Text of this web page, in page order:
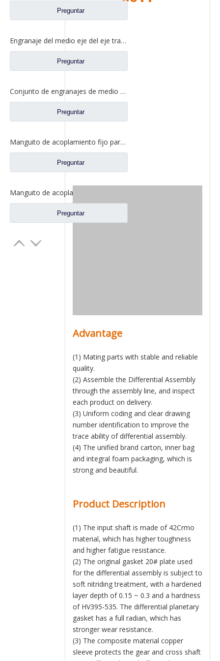
Preguntar
Engranaje del medio eje del eje trasero para los recambios CE0402M0-9 del camión de Ford
Preguntar
Conjunto de engranajes de medio eje trasero para repuestos de camiones Ford CD0041A0-6
Preguntar
Manguito de acoplamiento fijo para repuestos de camiones Ford 2SBF0052M0-0
Preguntar
Preguntar
Advantage
(1) Mating parts with stable and reliable
quality.
(2) Assemble the Differential Assembly
through the assembly line, and inspect
each product on delivery.
(3) Uniform coding and clear drawing
number identification to improve the
trace ability of differential assembly.
(4) The unified brand carton, inner bag
and integral foam packaging, which is
strong and beautiful.
Product Description
(1) The input shaft is made of 42Crmo
material, which has higher toughness
and higher fatigue resistance.
(2) The original gasket 20# plate used
for the differential assembly is subject to
soft nitriding treatment, with a hardened
layer depth of 0.15 ~ 0.3 and a hardness
of HV395-535. The differential planetary
gasket has a full radian, which has
stronger wear resistance.
(3) The composite material copper
sleeve protects the gear and cross shaft